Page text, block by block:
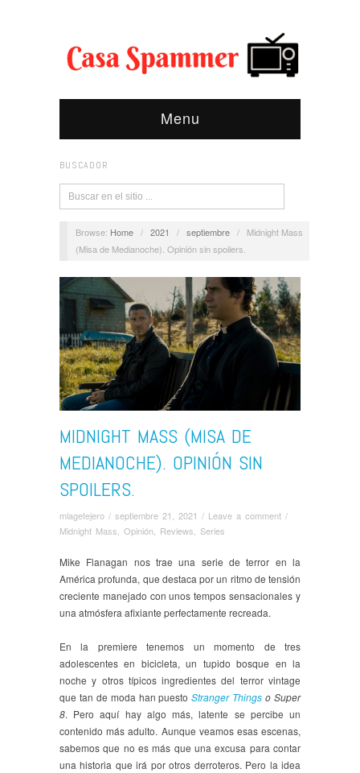
Menu
BUSCADOR
Browse: Home / 2021 / septiembre /
Midnight Mass
(Misa de Medianoche). Opinión sin spoilers.
MIDNIGHT MASS (MISA DE
MEDIANOCHE). OPINIÓN SIN
SPOILERS.
mlagetejero / septiembre 21, 2021 / Leave a comment /
Midnight Mass Opinión Reviews Series
Mike Flanagan nos trae una serie de terror en la
América profunda, que destaca por un ritmo de tensión
creciente manejado con unos tempos sensacionales y
una atmósfera afixiante perfectamente recreada.
En la premiere tenemos un momento de tres
adolescentes en bicicleta, un tupido bosque en la
noche y otros típicos ingredientes del terror vintage
que tan de moda han puestoStranger Things o Super
8. Pero aquí hay algo más, latente se percibe un
contenido más adulto. Aunque veamos esas escenas,
sabemos que no es más que una excusa para contar
una historia que irá por otros derroteros. Pero la idea